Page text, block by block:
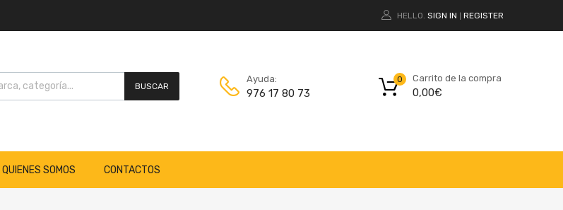
HELLO. SIGN IN REGISTER
BUSCAR
Ayuda:
976 17 80 73
Carrito de la compra
0,00€
0
QUIENES SOMOS CONTACTOS